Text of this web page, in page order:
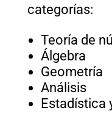
categorías:
Teoría de
Álgebra
Geometría
Análisis
Estadística